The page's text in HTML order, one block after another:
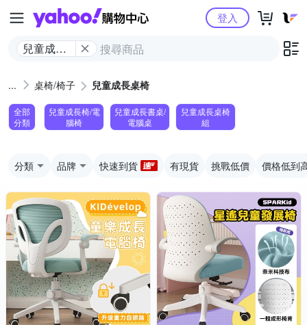
Yahoo購物中心
兒童成長
登入
桌椅/椅子 兒童成長桌椅
全部
分類
兒童成長椅/電
腦椅
兒童成長書桌/
電腦桌
兒童成長桌椅
組
分類 品牌 快速到貨 有現貨 挑戰低價 價格低到